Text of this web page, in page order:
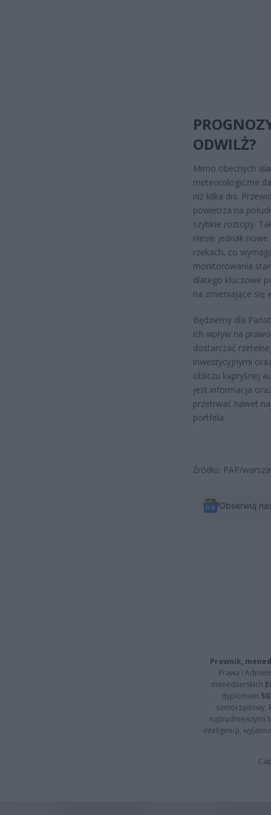
ODWILŻ?
Mimo obecnych
meteorologiczne
niż kilka dni.
powietrza na
szybkie roztopy.
niesie jednak
rzekach, co
monitorowania
dlatego kluczowe
na zmieniające się
Będziemy dla
ich wpływ na
dostarczać
inwestycyjnymi
obliczu kapryśnej
jest informacja
przetrwać nawet
portfela.
Źródło: PAP/
Obserwuj
Prawnik,
Prawa i
menedżerskich
dyplomem
samorządowy,
najtrudniejszymi
inteligencji,